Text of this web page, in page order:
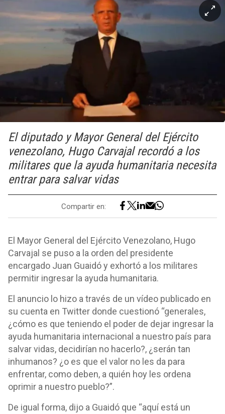
El diputado y Mayor General del Ejército
venezolano, Hugo Carvajal recordó a los
militares que la ayuda humanitaria necesita
entrar para salvar vidas
Compartir en:
El Mayor General del Ejército Venezolano, Hugo
Carvajal se puso a la orden del presidente
encargado Juan Guaidó y exhortó a los militares
permitir ingresar la ayuda humanitaria.
El anuncio lo hizo a través de un vídeo publicado en
su cuenta en Twitter donde cuestionó “generales,
¿cómo es que teniendo el poder de dejar ingresar la
ayuda humanitaria internacional a nuestro país para
salvar vidas, decidirían no hacerlo?, ¿serán tan
inhumanos? ¿o es que el valor no les da para
enfrentar, como deben, a quién hoy les ordena
oprimir a nuestro pueblo?”.
De igual forma, dijo a Guaidó que “aquí está un